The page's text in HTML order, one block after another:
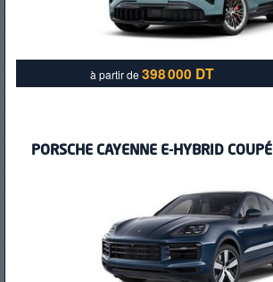
à partir de 398 000 DT
PORSCHE CAYENNE E-HYBRID COUPÉ